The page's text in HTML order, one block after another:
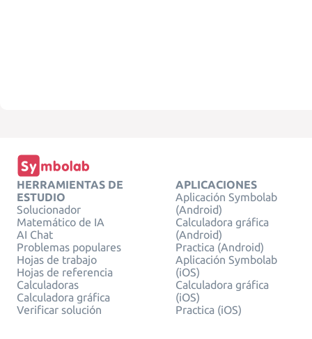
HERRAMIENTAS DE
ESTUDIO
Solucionador
Matemático de IA
AI Chat
Problemas populares
Hojas de trabajo
Hojas de referencia
Calculadoras
Calculadora gráfica
Verificar solución
APLICACIONES
Aplicación Symbolab
(Android)
Calculadora gráfica
(Android)
Practica (Android)
Aplicación Symbolab
(iOS)
Calculadora gráfica
(iOS)
Practica (iOS)